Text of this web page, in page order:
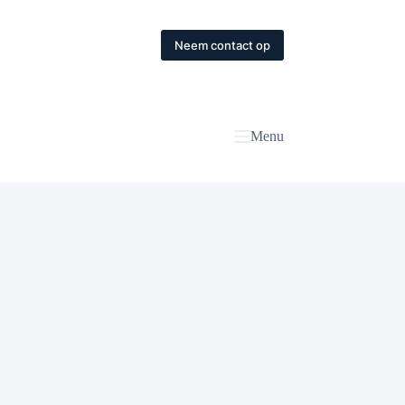
Neem contact op
Menu